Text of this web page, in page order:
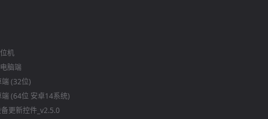
机
脑端
(32位)
(64位 安卓14系统)
更新控件_v2.5.0